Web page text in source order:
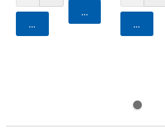
Agregar
Agregar
Agregar